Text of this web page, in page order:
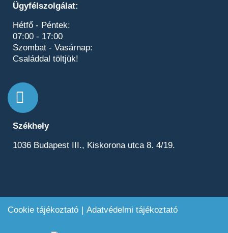
Ügyfélszolgálat:
Hétfő - Péntek:
07:00 - 17:00
Szombat - Vasárnap:
Családdal töltjük!
Székhely
1036 Budapest III., Kiskorona utca 8. 4/19.
Cookie tájékoztató Adatvédelmi tájékoztató